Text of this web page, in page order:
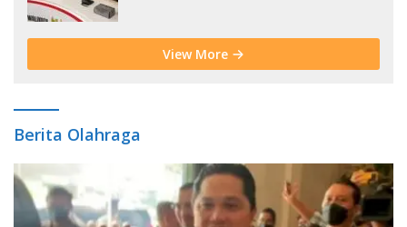
View More
Berita Olahraga